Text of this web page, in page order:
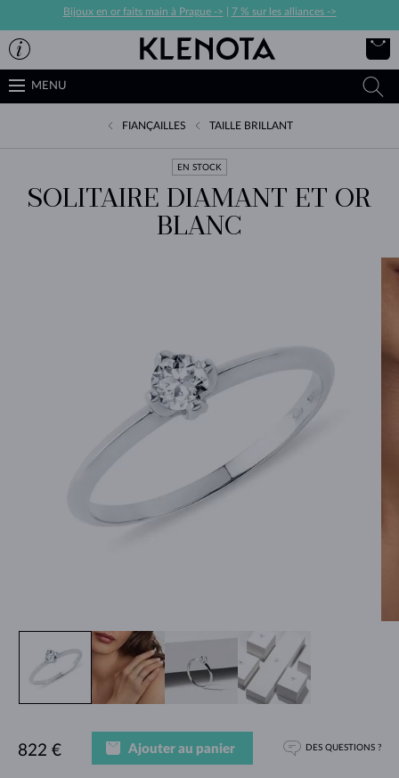
Bijoux en or faits main à Prague -> 7 % sur les alliances ->
MENU
FIANÇAILLES TAILLE BRILLANT
EN STOCK
SOLITAIRE DIAMANT ET OR
BLANC
822 € Ajouter au panier DES QUESTIONS ?